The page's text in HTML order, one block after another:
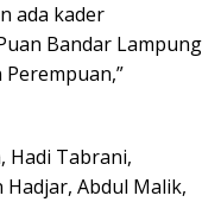
ada kader
Bandar Lampung
Hadi Tabrani,
Hadjar, Abdul Malik,